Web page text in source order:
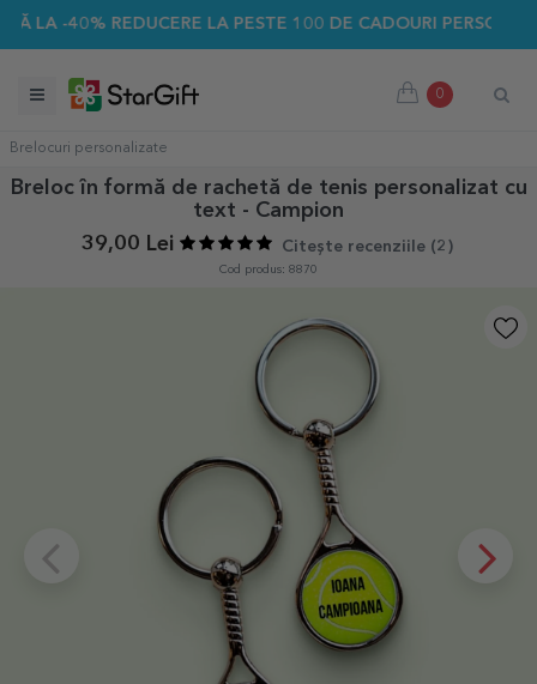
-40% REDUCERE LA PESTE 100 DE CADOURI
0
Brelocuri personalizate
Breloc în formă de rachetă de tenis personalizat cu
text - Campion
39,00 Lei
Citește recenziile (2 )
Cod produs: 8870